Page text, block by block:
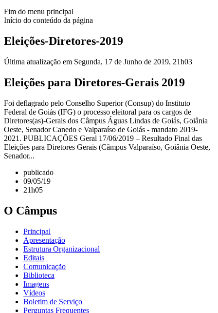
Fim do menu principal
Início do conteúdo da página
Eleições-Diretores-2019
Última atualização em Segunda, 17 de Junho de 2019, 21h03
Eleições para Diretores-Gerais 2019
Foi deflagrado pelo Conselho Superior (Consup) do Instituto
Federal de Goiás (IFG) o processo eleitoral para os cargos de
Diretores(as)-Gerais dos Câmpus Águas Lindas de Goiás, Goiânia
Oeste, Senador Canedo e Valparaíso de Goiás - mandato 2019-
2021. PUBLICAÇÕES Geral 17/06/2019 – Resultado Final das
Eleições para Diretores Gerais (Câmpus Valparaíso, Goiânia Oeste,
Senador...
publicado
09/05/19
21h05
O Câmpus
Principal
Apresentação
Estrutura Organizacional
Editais
Comunicação
Biblioteca
Imagens
Vídeos
Boletim de Serviço
Perguntas Frequentes